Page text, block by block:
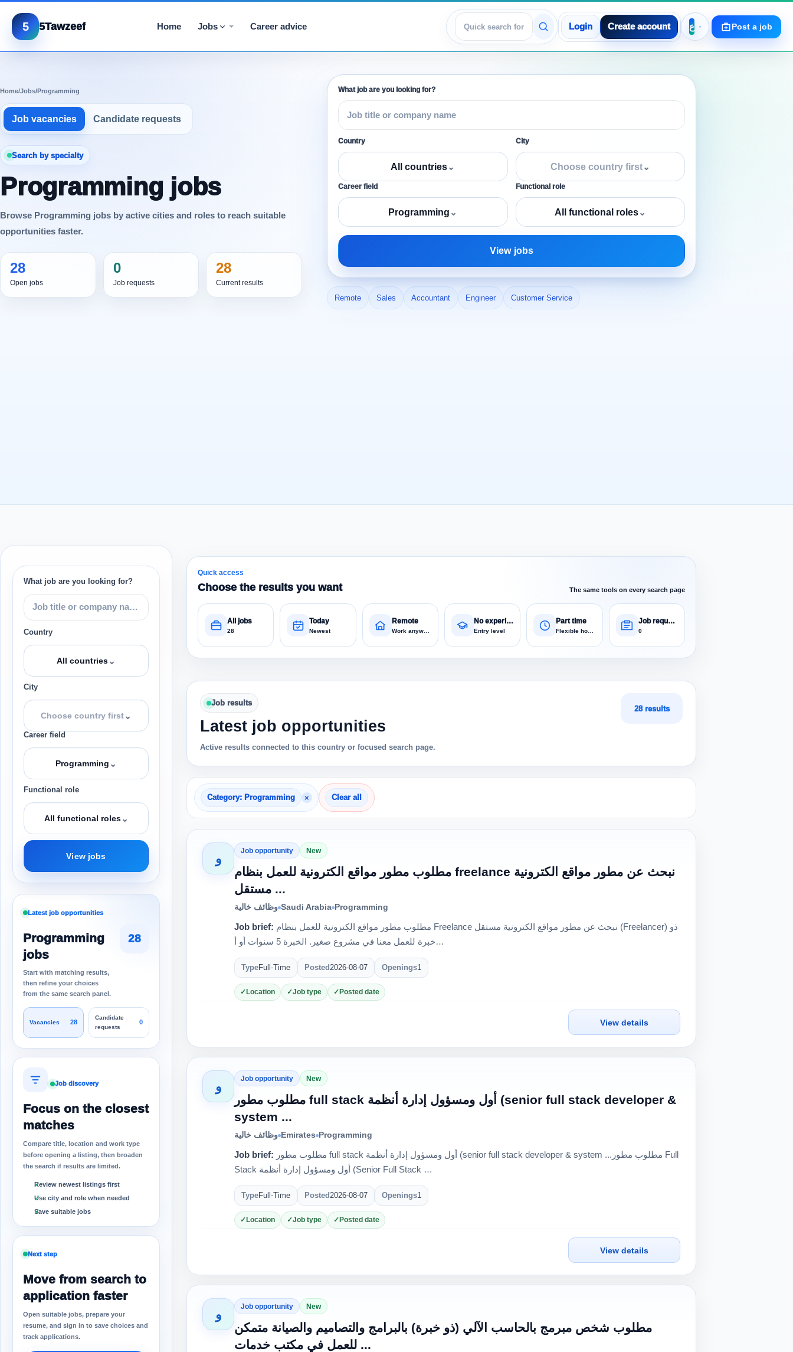
5 5Tawzeef Home Jobs Career advice
View jobs
Login Create account Post a job
Home/Jobs/Programming
Job vacancies Candidate requests
Search by specialty
Programming jobs
Browse Programming jobs by active cities and roles to reach suitable
opportunities faster.
28
Open jobs
0
Job requests
28
Current results
What job are you looking for?
Country
All countries⌄
City
Choose country first⌄
Career field
Programming ⌄
Functional role
All functional roles⌄
View jobs
Remote Sales Accountant Engineer Customer Service
What job are you looking for?
Country
All countries⌄
City
Choose country first⌄
Career field
Programming ⌄
Functional role
All functional roles⌄
View jobs
Latest job opportunities
Programming
jobs
Start with matching results,
then refine your choices
from the same search panel.
28
Vacancies 28
Candidate
requests
0
Job discovery
Focus on the closest
matches
Compare title, location and work type
before opening a listing, then broaden
the search if results are limited.
Review newest listings first
Use city and role when needed
Save suitable jobs
Next step
Move from search to
application faster
Open suitable jobs, prepare your
resume, and sign in to save choices and
track applications.
Quick access
Choose the results you want The same tools on every search page
All jobs
28
Today
Newest
Remote
Work anywhere
No experience
Entry level
Part time Job requests
0
Job results
Latest job opportunities
Active results connected to this country or focused search page.
28 results
Category: Programming × Clear all
و
Job opportunity New
مطلوب مطور مواقع الكترونية للعمل بنظام freelance نبحث عن مطور مواقع الكترونية
مستقل ...
وظائف خالية Saudi Arabia Programming
Job brief:
خبرة للعمل معنا في مشروع صغير. الخبرة 5 سنوات أو أ…
TypeFull-Time Posted2026-08-07 Openings1
Location Job type Posted date
View details
و
Job opportunity New
مطلوب مطور full stack أول ومسؤول إدارة أنظمة (senior full stack developer &
system ...
وظائف خالية Emirates Programming
Job brief:
Stack أول ومسؤول إدارة أنظمة (Senior Full Stack …
TypeFull-Time Posted2026-08-07 Openings1
Location Job type Posted date
View details
و
Job opportunity New
مطلوب شخص مبرمج بالحاسب الآلي (ذو خبرة) بالبرامج والتصاميم والصيانة متمكن
للعمل في مكتب خدمات ...